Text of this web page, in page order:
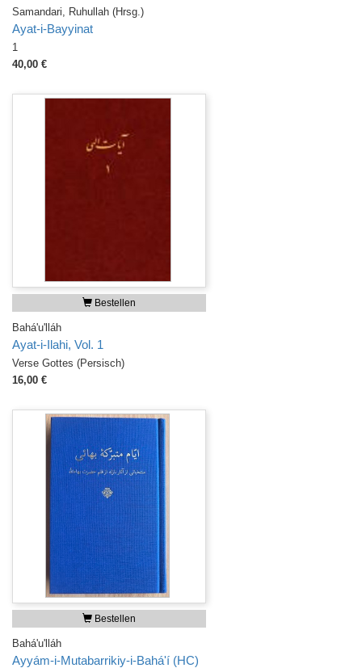
Samandari, Ruhullah (Hrsg.)
Ayat-i-Bayyinat
1
40,00 €
Bestellen
Bahá'u'lláh
Ayat-i-Ilahi, Vol. 1
Verse Gottes (Persisch)
16,00 €
Bestellen
Bahá'u'lláh
Ayyám-i-Mutabarrikiy-i-Bahá'í (HC)